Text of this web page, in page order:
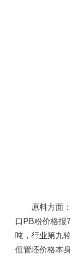
原料方面：
口PB粉价格报
吨，行业第九
但管坯价格本